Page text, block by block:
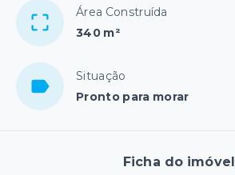
Área Construída
340 m²
Situação
Pronto para morar
Ficha do imóvel